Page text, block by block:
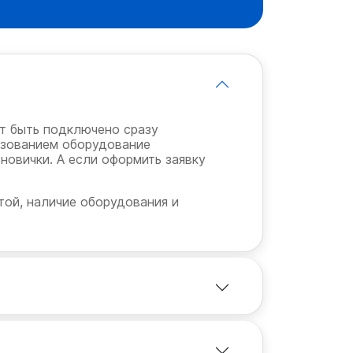
быть подключено сразу
оборудование
А если оформить заявку
наличие оборудования и